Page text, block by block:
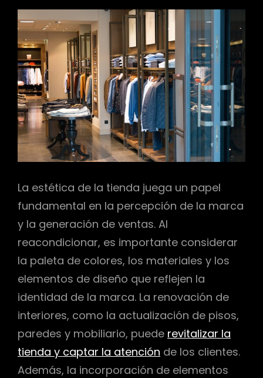
La estética de la tienda juega un papel
fundamental en la percepción de la marca
y la generación de ventas. Al
reacondicionar, es importante considerar
la paleta de colores, los materiales y los
elementos de diseño que reflejen la
identidad de la marca. La renovación de
interiores, como la actualización de pisos,
paredes y mobiliario, puede revitalizar la
tienda y captar la atención de los clientes.
Además, la incorporación de elementos